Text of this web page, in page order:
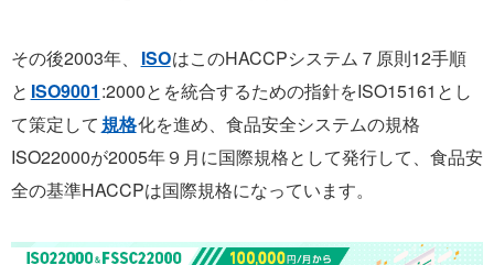
その後2003年、 ISOはこのHACCPシステム７原則12手順
と ISO9001 :2000とを統合するための指針をISO15161とし
て策定して規格化を進め、食品安全システムの規格
ISO22000が2005年９月に国際規格として発行して、食品安
全の基準HACCPは国際規格になっています。